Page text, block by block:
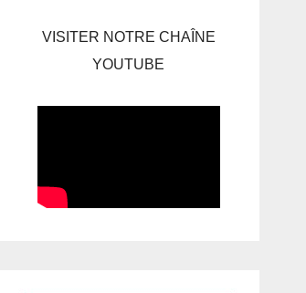
VISITER NOTRE CHAÎNE
YOUTUBE